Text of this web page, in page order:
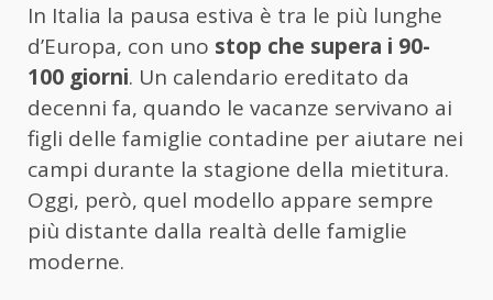
In Italia la pausa estiva è tra le più lunghe
d’Europa, con uno stop che supera i 90-
100 giorni. Un calendario ereditato da
decenni fa, quando le vacanze servivano ai
figli delle famiglie contadine per aiutare nei
campi durante la stagione della mietitura.
Oggi, però, quel modello appare sempre
più distante dalla realtà delle famiglie
moderne.